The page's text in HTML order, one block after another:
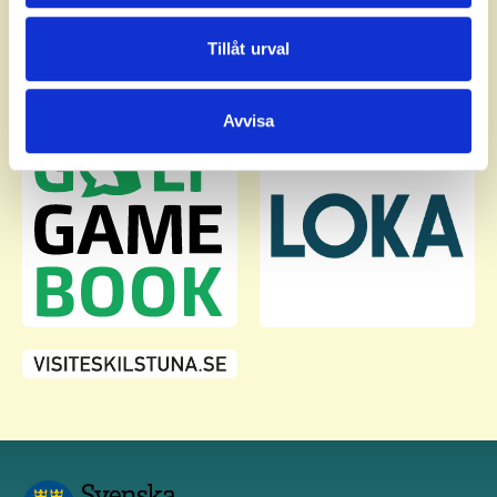
annons- och analysföretag som vi samarbetar med.
Dessa kan i sin tur kombinera informationen med annan
Tillåt urval
Avvisa